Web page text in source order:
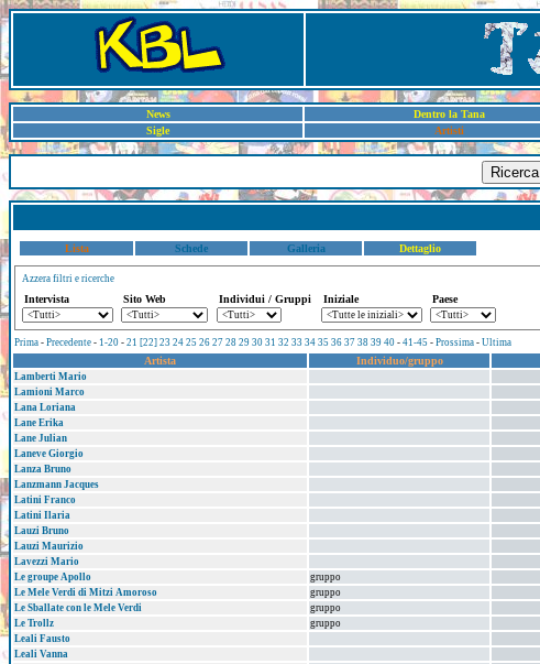
News Dentro la Tana
Sigle
Artisti
Ricerca
Lista Schede Galleria Dettaglio
Azzera filtri e ricerche
Intervista Sito Web Individui / Gruppi Iniziale Paese
Prima - Precedente - 1-20 - 21 [22] 23 24 25 26 27 28 29 30 31 32 33 34 35 36 37 38 39 40 - 41-45 - Prossima - Ultima
Artista Individuo/gruppo
Lamberti Mario
Lamioni Marco
Lana Loriana
Lane Erika
Lane Julian
Laneve Giorgio
Lanza Bruno
Lanzmann Jacques
Latini Franco
Latini Ilaria
Lauzi Bruno
Lauzi Maurizio
Lavezzi Mario
Le groupe Apollo
gruppo
Le Mele Verdi di Mitzi Amoroso
gruppo
Le Sballate con le Mele Verdi
gruppo
Le Trollz
gruppo
Leali Fausto
Leali Vanna